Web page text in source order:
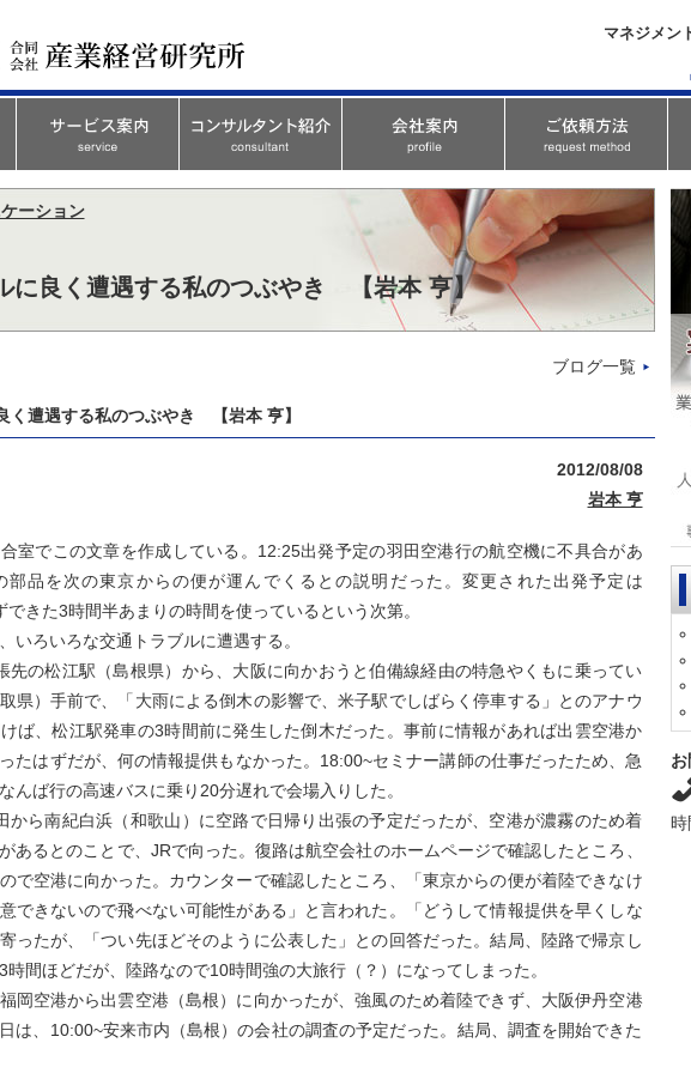
マネジメン
ーション
に良く遭遇する私のつぶやき 【岩本 亨】
ブログ一覧
く遭遇する私のつぶやき 【岩本 亨】
2012/08/08
岩本 亨
室でこの文章を作成している。12:25出発予定の羽田空港行の航空機に不具合があ
部品を次の東京からの便が運んでくるとの説明だった。変更された出発予定は
きた3時間半あまりの時間を使っているという次第。
いろいろな交通トラブルに遭遇する。
先の松江駅（島根県）から、大阪に向かおうと伯備線経由の特急やくもに乗ってい
県）手前で、「大雨による倒木の影響で、米子駅でしばらく停車する」とのアナウ
ば、松江駅発車の3時間前に発生した倒木だった。事前に情報があれば出雲空港か
たはずだが、何の情報提供もなかった。18:00~セミナー講師の仕事だったため、急
んば行の高速バスに乗り20分遅れで会場入りした。
から南紀白浜（和歌山）に空路で日帰り出張の予定だったが、空港が濃霧のため着
あるとのことで、JRで向った。復路は航空会社のホームページで確認したところ、
で空港に向かった。カウンターで確認したところ、「東京からの便が着陸できなけ
できないので飛べない可能性がある」と言われた。「どうして情報提供を早くしな
ったが、「つい先ほどそのように公表した」との回答だった。結局、陸路で帰京し
時間ほどだが、陸路なので10時間強の大旅行（？）になってしまった。
岡空港から出雲空港（島根）に向かったが、強風のため着陸できず、大阪伊丹空港
は、10:00~安来市内（島根）の会社の調査の予定だった。結局、調査を開始できた
時